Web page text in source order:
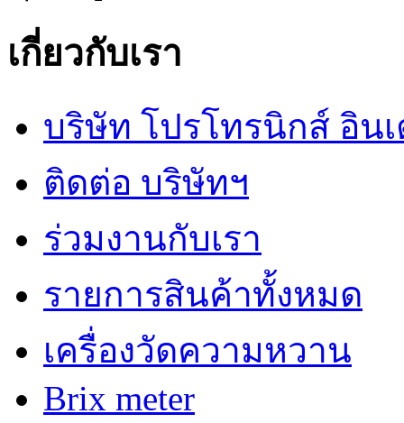
เกี่ยวกับเรา
บริษัท โปรโทรนิกส์ อิน
ติดต่อ บริษัทฯ
ร่วมงานกับเรา
รายการสินค้าทั้งหมด
เครื่องวัดความหวาน
Brix meter